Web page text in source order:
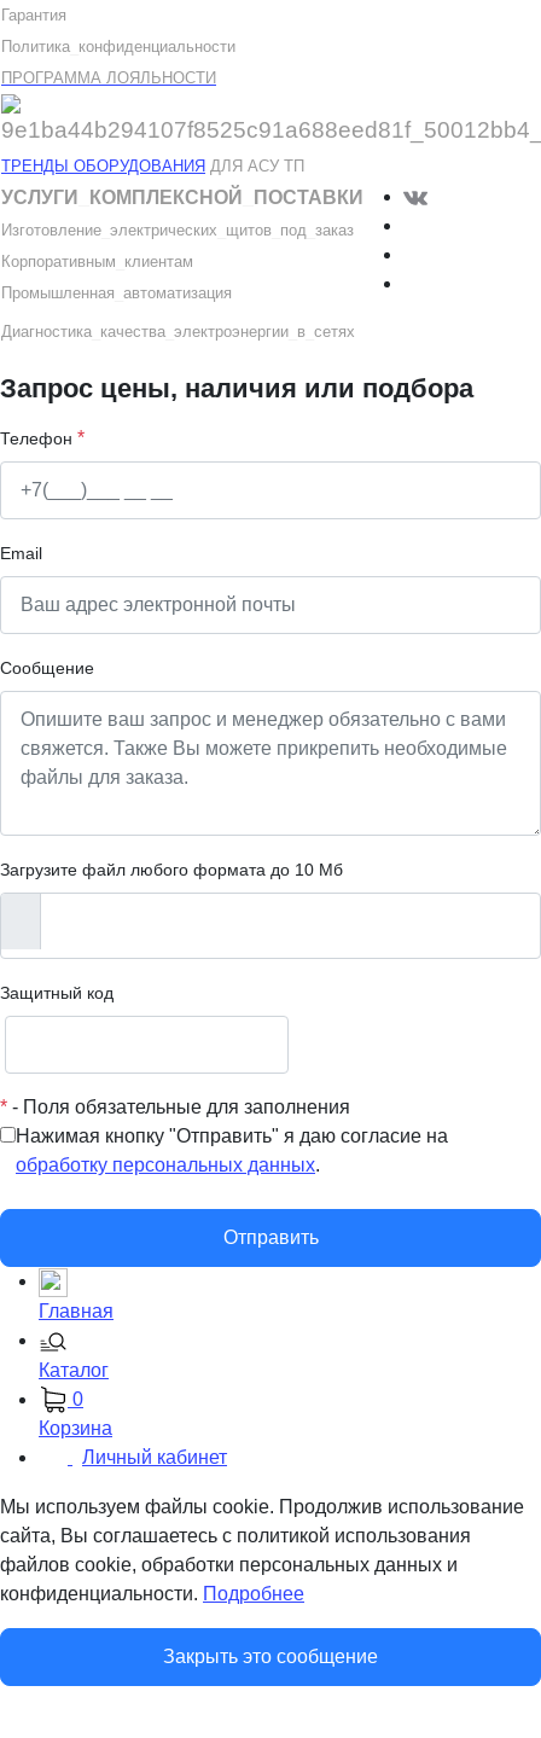
Гарантия
Политика конфиденциальности
ПРОГРАММА ЛОЯЛЬНОСТИ
ТРЕНДЫ ОБОРУДОВАНИЯ ДЛЯ АСУ ТП
УСЛУГИ КОМПЛЕКСНОЙ ПОСТАВКИ
Изготовление электрических щитов под заказ
Корпоративным клиентам
Промышленная автоматизация
Диагностика качества электроэнергии в сетях
Запрос цены, наличия или подбора
Телефон *
Email
Сообщение
Загрузите файл любого формата до 10 Мб
Защитный код
* - Поля обязательные для заполнения
Нажимая кнопку "Отправить" я даю согласие на
обработку персональных данных.
Отправить
Главная
Каталог
0
Корзина
Личный кабинет
Мы используем файлы cookie. Продолжив использование
сайта, Вы соглашаетесь с политикой использования
файлов cookie, обработки персональных данных и
конфиденциальности. Подробнее
Закрыть это сообщение